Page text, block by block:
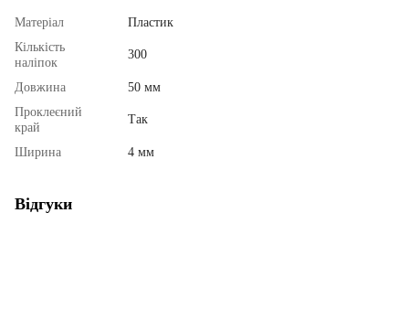
Матеріал
Пластик
Кількість
наліпок
300
Довжина
50 мм
Проклеєний
край
Так
Ширина 4 мм
Відгуки